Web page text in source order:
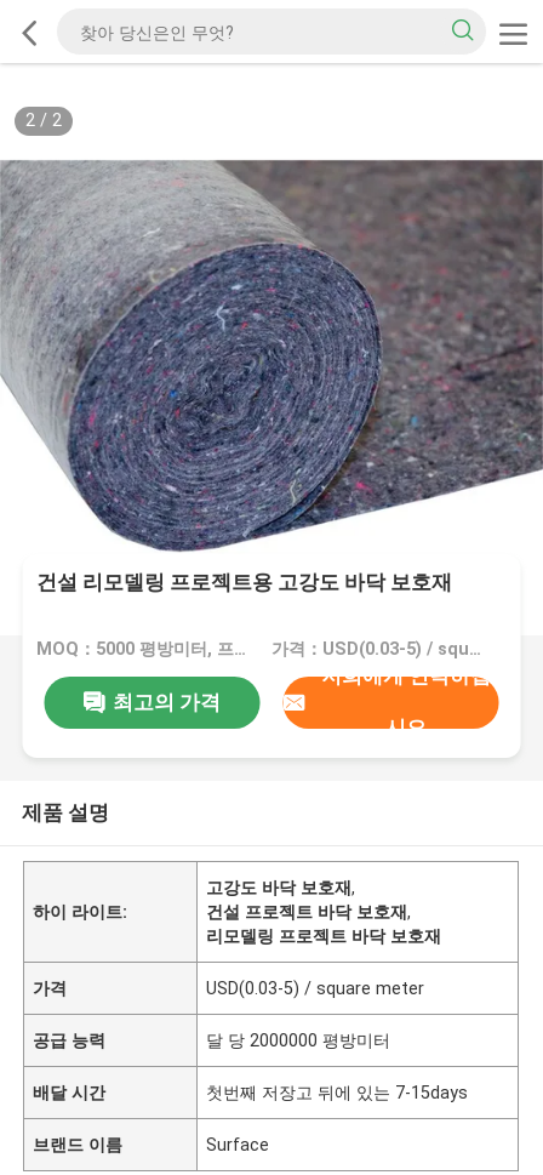
2/ 2
건설 리모델링 프로젝트용 고강도 바닥 보호재
MOQ：5000 평방미터, 프린팅과 10000 평방미터 가격：USD(0.03-5) / square meter
최고의 가격
저희에게 연락하십
시오
제품 설명
하이 라이트:
고강도 바닥 보호재,
건설 프로젝트 바닥 보호재,
리모델링 프로젝트 바닥 보호재
가격 USD(0.03-5) / square meter
공급 능력 달 당 2000000 평방미터
배달 시간 첫번째 저장고 뒤에 있는 7-15days
브랜드 이름 Surface